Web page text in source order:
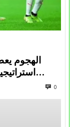
الهجوم
0